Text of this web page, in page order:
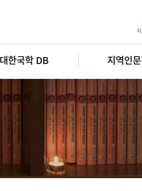
한국학 DB 지역인